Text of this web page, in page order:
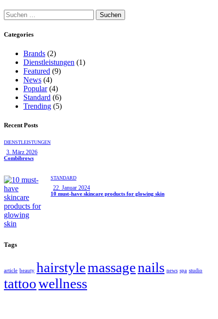
Categories
Brands (2)
Dienstleistungen (1)
Featured (9)
News (4)
Popular(4)
Standard (6)
Trending (5)
Recent Posts
DIENSTLEISTUNGEN
3. März 2026
Combibrows
STANDARD
22. Januar 2024
10 must-have skincare products for glowing skin
Tags
article beauty hairstylemassagenails news spa studio
tattoowellness